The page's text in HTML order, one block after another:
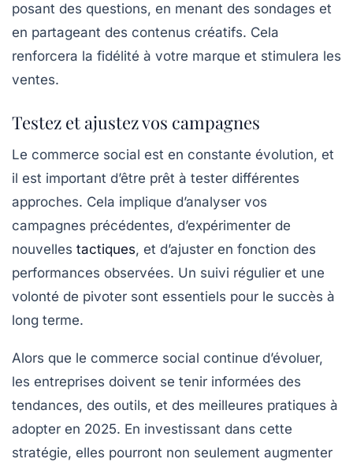
posant des questions, en menant des sondages et
en partageant des contenus créatifs. Cela
renforcera la fidélité à votre marque et stimulera les
ventes.
Testez et ajustez vos campagnes
Le commerce social est en constante évolution, et
il est important d’être prêt à tester différentes
approches. Cela implique d’analyser vos
campagnes précédentes, d’expérimenter de
nouvelles tactiques, et d’ajuster en fonction des
performances observées. Un suivi régulier et une
volonté de pivoter sont essentiels pour le succès à
long terme.
Alors que le commerce social continue d’évoluer,
les entreprises doivent se tenir informées des
tendances, des outils, et des meilleures pratiques à
adopter en 2025. En investissant dans cette
stratégie, elles pourront non seulement augmenter